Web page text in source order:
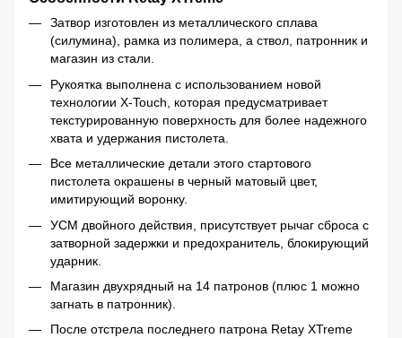
Затвор изготовлен из металлического сплава
(силумина), рамка из полимера, а ствол, патронник и
магазин из стали.
Рукоятка выполнена с использованием новой
технологии X-Touch, которая предусматривает
текстурированную поверхность для более надежного
хвата и удержания пистолета.
Все металлические детали этого стартового
пистолета окрашены в черный матовый цвет,
имитирующий воронку.
УСМ двойного действия, присутствует рычаг сброса с
затворной задержки и предохранитель, блокирующий
ударник.
Магазин двухрядный на 14 патронов (плюс 1 можно
загнать в патронник).
После отстрела последнего патрона Retay XTreme